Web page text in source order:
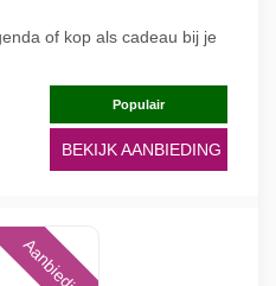
of kop als cadeau bij je
Populair
BEKIJK AANBIEDING